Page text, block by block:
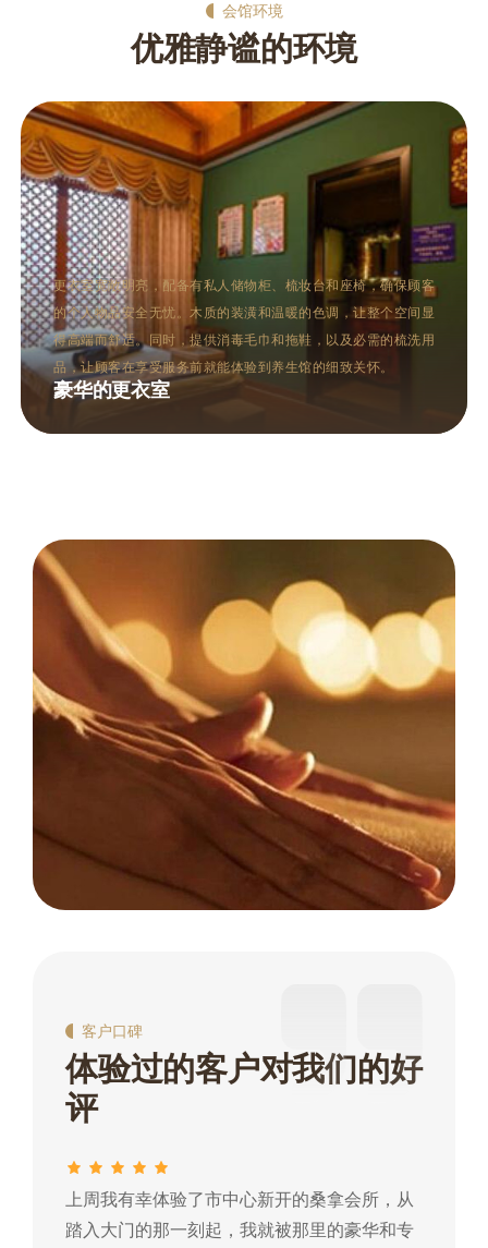
会馆环境
优雅静谧的环境
桑拿区通常包括干蒸和湿蒸两种桑拿房，设计现代而不失格调。
干蒸房以柔和的灯光和加热的石板为特色，让人在高温中体验深
层的出汗与放松。湿蒸房则通过蒸汽的温润，帮助打开毛孔，促
进血液循环。两种桑拿方式均有助于排毒养颜，满足不同顾客的
多功能的桑拿区
客户口碑
体验过的客户对我们的好
评
上周我有幸体验了市中心新开的桑拿会所，从
踏入大门的那一刻起，我就被那里的豪华和专